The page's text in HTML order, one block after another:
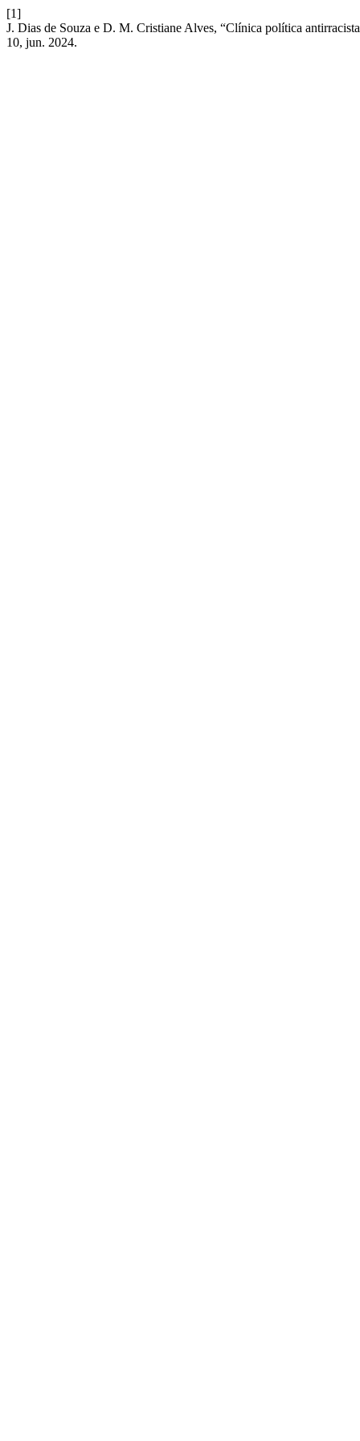
[1]
J. Dias de Souza e D. M. Cristiane Alves, “Clínica política
10, jun. 2024.